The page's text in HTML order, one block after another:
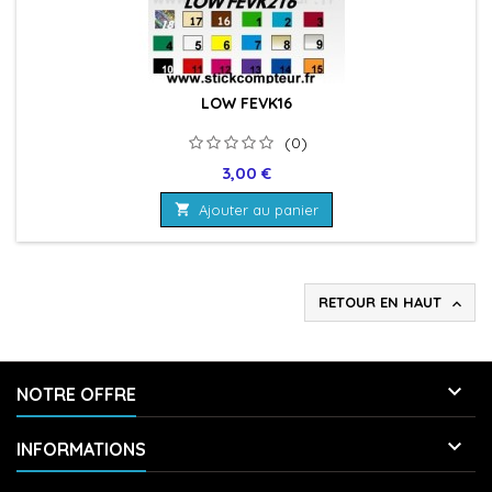
LOW FEVK16
(0)
Prix
3,00 €
 Ajouter au panier
RETOUR EN HAUT 
NOTRE OFFRE 
INFORMATIONS 